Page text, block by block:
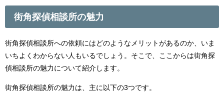
街角探偵相談所の魅力
街角探偵相談所への依頼にはどのようなメリットがあるのか、いま
いちよくわからない人もいるでしょう。そこで、ここからは街角探
偵相談所の魅力について紹介します。
街角探偵相談所の魅力は、主に以下の3つです。